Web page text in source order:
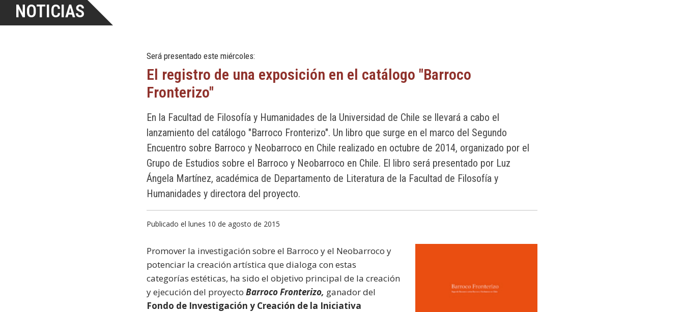
NOTICIAS
Será presentado este miércoles:
El registro de una exposición en el catálogo "Barroco
Fronterizo"
En la Facultad de Filosofía y Humanidades de la Universidad de Chile se llevará a cabo el
lanzamiento del catálogo "Barroco Fronterizo". Un libro que surge en el marco del Segundo
Encuentro sobre Barroco y Neobarroco en Chile realizado en octubre de 2014, organizado por el
Grupo de Estudios sobre el Barroco y Neobarroco en Chile. El libro será presentado por Luz
Ángela Martínez, académica de Departamento de Literatura de la Facultad de Filosofía y
Humanidades y directora del proyecto.
Publicado el lunes 10 de agosto de 2015
Promover la investigación sobre el Barroco y el Neobarroco y
potenciar la creación artística que dialoga con estas
categorías estéticas, ha sido el objetivo principal de la creación
y ejecución del proyecto Barroco Fronterizo, ganador del
Fondo de Investigación y Creación de la Iniciativa